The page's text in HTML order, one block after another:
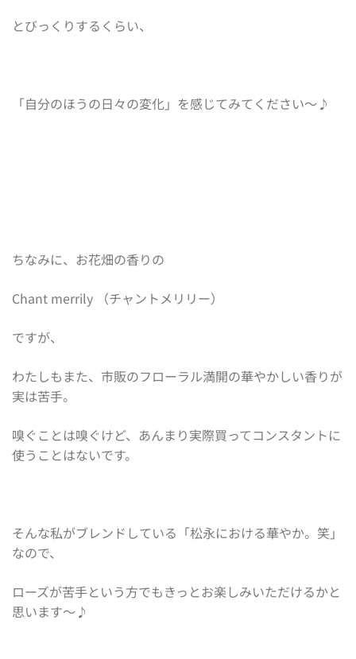
とびっくりするくらい、
「自分のほうの日々の変化」を感じてみてください〜♪
ちなみに、お花畑の香りの
Chant merrily （チャントメリリー）
ですが、
わたしもまた、市販のフローラル満開の華やかしい香りが
実は苦手。
嗅ぐことは嗅ぐけど、あんまり実際買ってコンスタントに
使うことはないです。
そんな私がブレンドしている「松永における華やか。笑」
なので、
ローズが苦手という方でもきっとお楽しみいただけるかと
思います〜♪